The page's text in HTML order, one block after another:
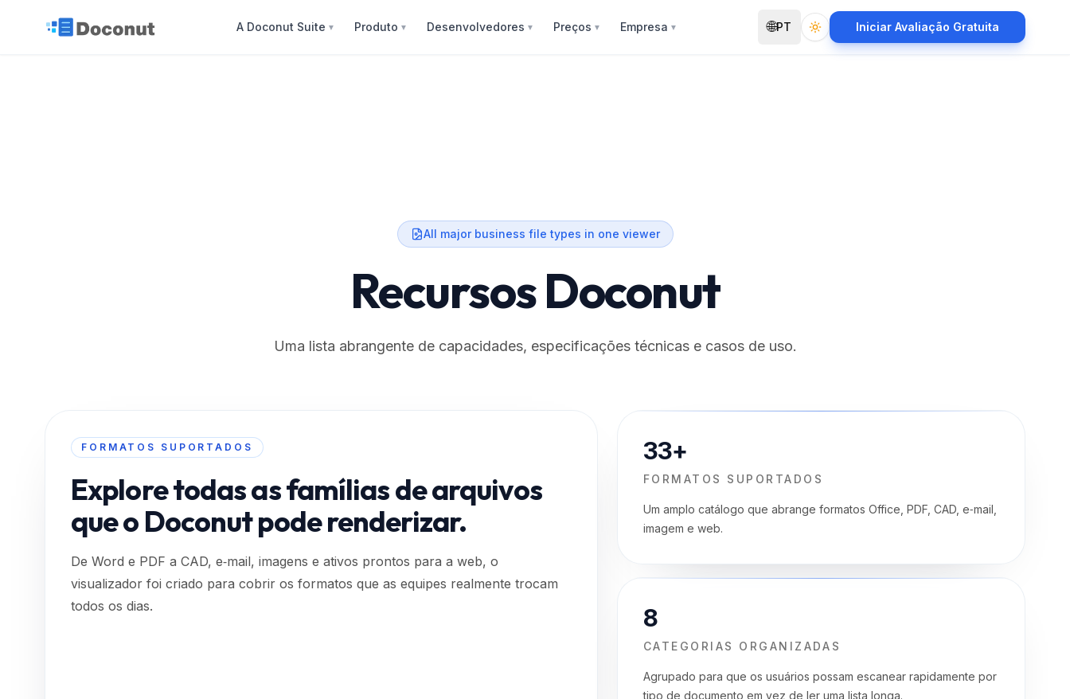
A Doconut Suite ▼ Produto ▼ Desenvolvedores ▼ Preços ▼ Empresa ▼ 🌐PT Toggle themeIniciar Avaliação Gratuita
All major business file types in one viewer
Recursos Doconut
Uma lista abrangente de capacidades, especificações técnicas e casos de uso.
FORMATOS SUPORTADOS
Explore todas as famílias de arquivos
que o Doconut pode renderizar.
De Word e PDF a CAD, e‑mail, imagens e ativos prontos para a web, o
visualizador foi criado para cobrir os formatos que as equipes realmente trocam
todos os dias.
33+
FORMATOS SUPORTADOS
Um amplo catálogo que abrange formatos Office, PDF, CAD, e‑mail,
imagem e web.
8
CATEGORIAS ORGANIZADAS
Agrupado para que os usuários possam escanear rapidamente por
tipo de documento em vez de ler uma lista longa.